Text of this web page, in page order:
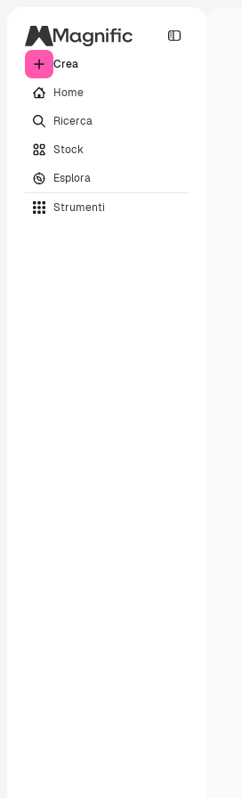
Crea
Home
Ricerca
Stock
Esplora
Strumenti